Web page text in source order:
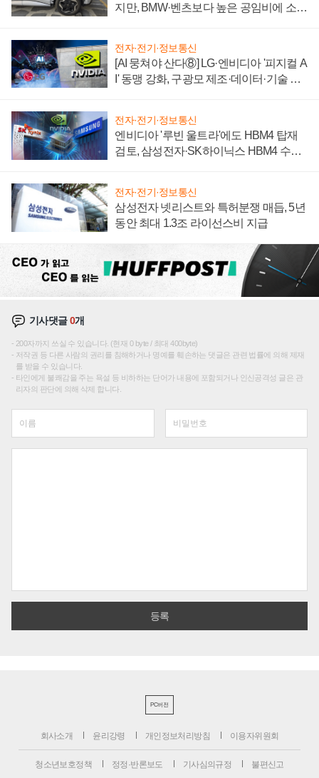
지만, BMW·벤츠보다 높은 공임비에 소비
전자·전기·정보통신
[AI 뭉쳐야 산다⑧] LG·엔비디아 '피지컬 A
I' 동맹 강화, 구광모 제조·데이터·기술 결
전자·전기·정보통신
엔비디아 '루빈 울트라'에도 HBM4 탑재
검토, 삼성전자·SK하이닉스 HBM4 수율
전자·전기·정보통신
삼성전자 넷리스트와 특허분쟁 매듭, 5년
동안 최대 1.3조 라이선스비 지급
기사댓글0개
200자까지 쓰실 수 있습니다. (현재 0 byte / 최대 400byte)
저작권 등 다른 사람의 권리를 침해하거나 명예를 훼손하는 댓글은 관련 법률에 의해 제재
를 받을 수 있습니다.
타인에게 불쾌감을 주는 욕설 등 비하하는 단어가 내용에 포함되거나 인신공격성 글은 관
리자의 판단에 의해 삭제 합니다.
PC버전
회사소개 윤리강령 개인정보처리방침 이용자위원회
청소년보호정책 정정·반론보도 기사심의규정 불편신고